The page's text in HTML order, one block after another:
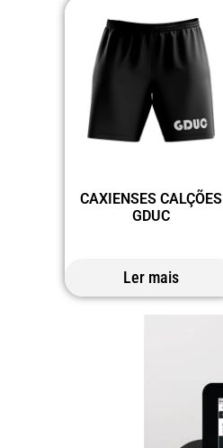
CAXIENSES CALÇÕES
GDUC
Ler mais